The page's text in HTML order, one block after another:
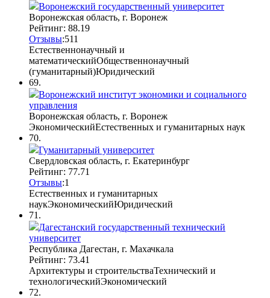
Воронежский государственный университет
Воронежская область, г. Воронеж
Рейтинг: 88.19
Отзывы:511
Естественнонаучный и
математическийОбщественнонаучный
(гуманитарный)Юридический
69.
Воронежский институт экономики и социального
управления
Воронежская область, г. Воронеж
ЭкономическийЕстественных и гуманитарных наук
70.
Гуманитарный университет
Свердловская область, г. Екатеринбург
Рейтинг: 77.71
Отзывы:1
Естественных и гуманитарных
наукЭкономическийЮридический
71.
Дагестанский государственный технический
университет
Республика Дагестан, г. Махачкала
Рейтинг: 73.41
Архитектуры и строительстваТехнический и
технологическийЭкономический
72.